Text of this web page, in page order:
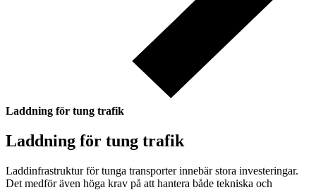
Laddning för tung trafik
Laddning för tung trafik
Laddinfrastruktur för tunga transporter innebär stora investeringar.
Det medför även höga krav på att hantera både tekniska och